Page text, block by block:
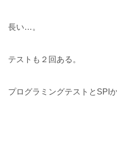
長い…。
テストも２回ある。
プログラミングテストとSPIか